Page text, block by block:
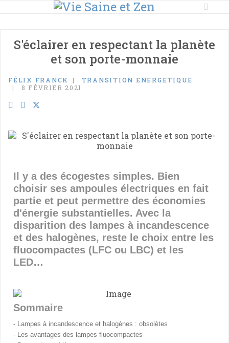
S'éclairer en respectant la planète
et son porte-monnaie
FÉLIX FRANCK
TRANSITION ENERGETIQUE
8 FÉVRIER 2021
Il y a des écogestes simples. Bien
choisir ses ampoules électriques en fait
partie et peut permettre des économies
d'énergie substantielles. Avec la
disparition des lampes à incandescence
et des halogènes, reste le choix entre les
fluocompactes (LFC ou LBC) et les
LED…
Sommaire
- Lampes à incandescence et halogènes : obsolètes
- Les avantages des lampes fluocompactes